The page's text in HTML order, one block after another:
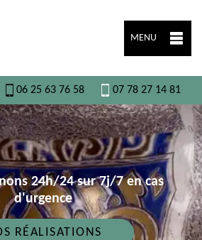
MENU
06 25 63 76 58 07 78 27 14 81
24h/24 sur 7j/7 en cas
d'urgence
RÉALISATIONS